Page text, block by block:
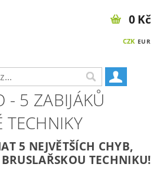
CZK EUR
0 Kč
- 5 ZABIJÁKŮ
TECHNIKY
5 NEJVĚTŠÍCH CHYB,
TECHNIKU!